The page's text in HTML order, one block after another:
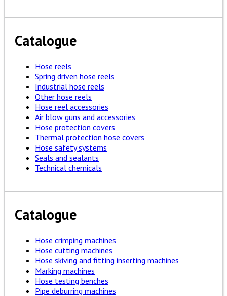
Catalogue
Hose reels
Spring driven hose reels
Industrial hose reels
Other hose reels
Hose reel accessories
Air blow guns and accessories
Hose protection covers
Thermal protection hose covers
Hose safety systems
Seals and sealants
Technical chemicals
Catalogue
Hose crimping machines
Hose cutting machines
Hose skiving and fitting inserting machines
Marking machines
Hose testing benches
Pipe deburring machines